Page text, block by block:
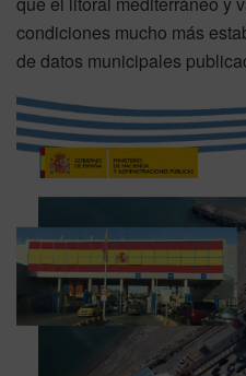
condiciones mucho más
de datos municipales